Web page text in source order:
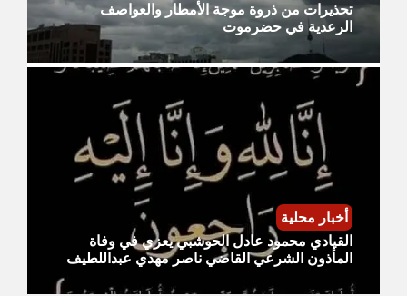
تحذيرات من ذروة موجة الأمطار والعواصف
الرعدية في حضرموت
أخبار محلية
القيادي محمود عادل الحوشبي يعزي في وفاة
المأذون الشرعي القاضي ناصر مهدي عبداللطيف